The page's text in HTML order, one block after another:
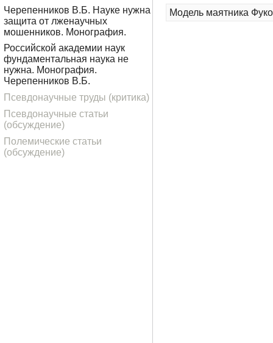
Модель маятника
Черепенников В.Б. Науке нужна
защита от лженаучных
мошенников. Монография.
Российской академии наук
фундаментальная наука не
нужна. Монография.
Черепенников В.Б.
Псевдонаучные труды (критика)
Псевдонаучные статьи
(обсуждение)
Полемические статьи
(обсуждение)